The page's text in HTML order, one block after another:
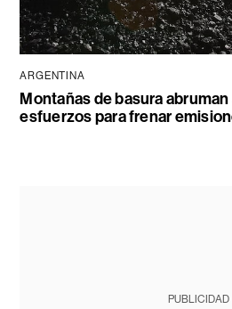
ARGENTINA
Montañas de basura abruman
esfuerzos para frenar
PUBLICIDAD